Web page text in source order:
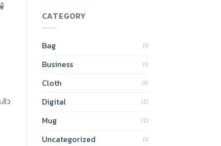
ว
CATEGORY
Bag (1)
Business (1)
Cloth (3)
Digital (2)
Mug (2)
Uncategorized (1)